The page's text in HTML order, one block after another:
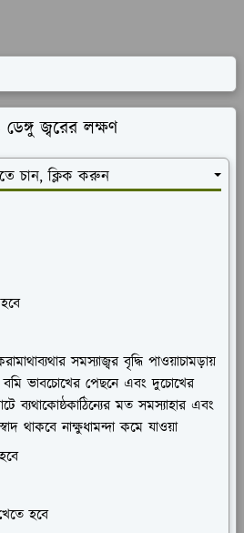
জ্বরের লক্ষণ
চান, ক্লিক করুন
সমস্যাজ্বর বৃদ্ধি পাওয়াচামড়ায়
ভাবচোখের পেছনে এবং দুচোখের
ব্যথাকোষ্ঠকাঠিন্যের মত সমস্যাহার এবং
থাকবে নাক্ষুধামন্দা কমে যাওয়া
হবে